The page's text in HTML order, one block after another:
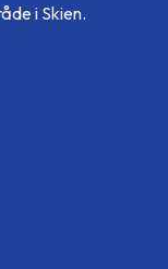
i Skien.